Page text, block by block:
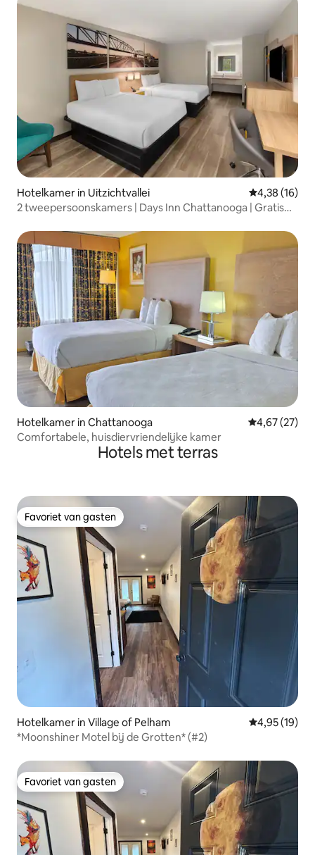
Hotelkamer in Uitzichtvallei Gemiddelde
4,38 (16)
2 tweepersoonskamers | Days Inn Chattanooga | Gratis
Hotelkamer in Chattanooga Gemiddelde
4,67 (27)
Comfortabele, huisdiervriendelijke kamer
Hotels met terras
Favoriet van gasten
Favoriet van gasten
Hotelkamer in Village of Pelham Gemiddelde
4,95 (19)
*Moonshiner Motel bij de Grotten* (#2)
Favoriet van gasten
Favoriet van gasten